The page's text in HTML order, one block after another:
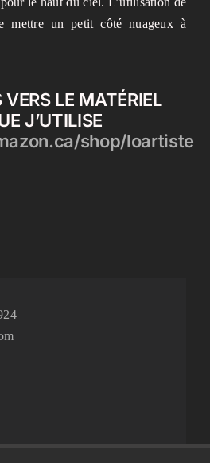
mettre un petit côté nuageux à
LE MATÉRIEL
J’UTILISE
shop/loartiste